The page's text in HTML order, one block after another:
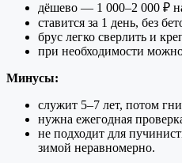
дёшево — 1 000–2 000 ₽
ставится за 1 день, без
брус легко сверлить и
при необходимости
Минусы:
служит 5–7 лет, потом
нужна ежегодная
не подходит для
зимой неравномерно.